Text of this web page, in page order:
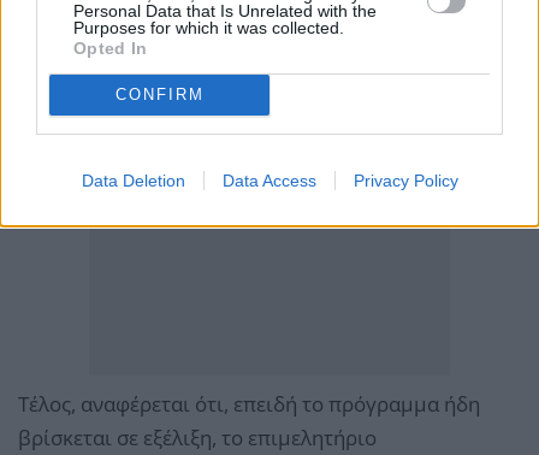
Personal Data that Is Unrelated with the
Purposes for which it was collected.
Opted In
CONFIRM
Data Deletion Data Access Privacy Policy
Τέλος, αναφέρεται ότι, επειδή το πρόγραμμα ήδη
βρίσκεται σε εξέλιξη, το επιμελητήριο